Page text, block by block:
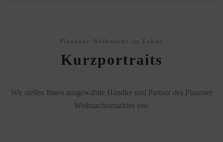
Plauener Weihnacht im Fokus
Kurzportraits
Wir stellen Ihnen ausgewählte Händler und Partner des Plauener
Weihnachtsmarktes vor.